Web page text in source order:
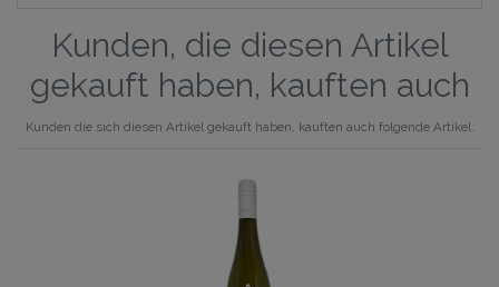
Kunden, die diesen Artikel
gekauft haben, kauften auch
Kunden die sich diesen Artikel gekauft haben, kauften auch folgende Artikel.